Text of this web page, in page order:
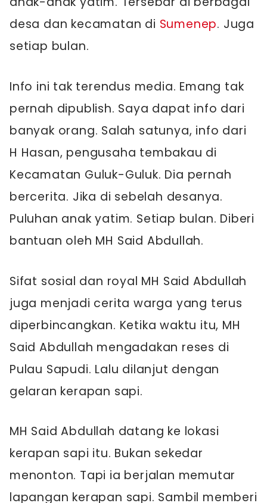
desa dan kecamatan di Sumenep. Juga
setiap bulan.
Info ini tak terendus media. Emang tak
pernah dipublish. Saya dapat info dari
banyak orang. Salah satunya, info dari
H Hasan, pengusaha tembakau di
Kecamatan Guluk-Guluk. Dia pernah
bercerita. Jika di sebelah desanya.
Puluhan anak yatim. Setiap bulan. Diberi
bantuan oleh MH Said Abdullah.
Sifat sosial dan royal MH Said Abdullah
juga menjadi cerita warga yang terus
diperbincangkan. Ketika waktu itu, MH
Said Abdullah mengadakan reses di
Pulau Sapudi. Lalu dilanjut dengan
gelaran kerapan sapi.
MH Said Abdullah datang ke lokasi
kerapan sapi itu. Bukan sekedar
menonton. Tapi ia berjalan memutar
lapangan kerapan sapi. Sambil memberi